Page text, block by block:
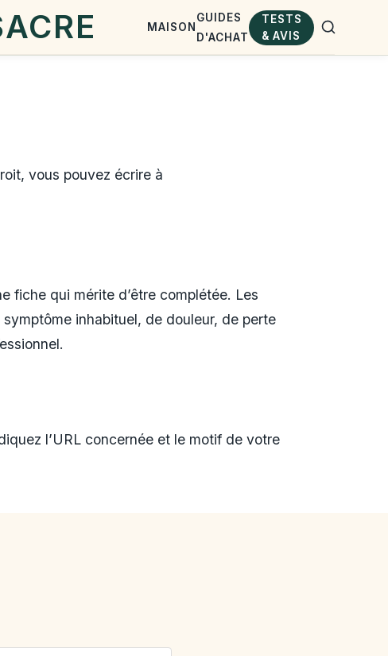
MAISON
GUIDES
D'ACHAT
TESTS
& AVIS
vous pouvez écrire à
fiche qui mérite d’être complétée. Les
inhabituel, de douleur, de perte
l’URL concernée et le motif de votre